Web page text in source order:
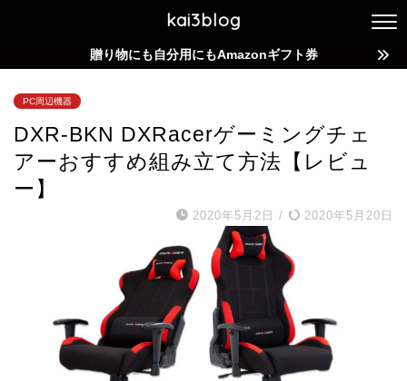
kai3blog
贈り物にも自分用にもAmazonギフト券
PC周辺機器
DXR-BKN DXRacerゲーミングチェ
アーおすすめ組み立て方法【レビュ
ー】
2020年5月2日 / 2020年5月20日